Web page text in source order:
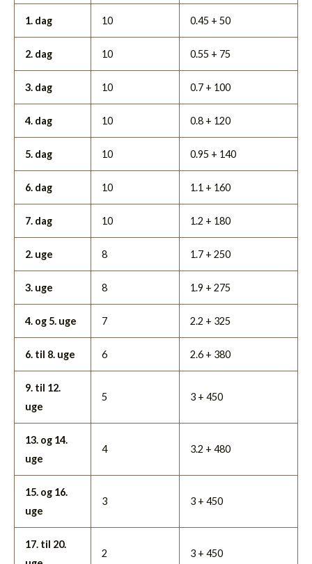
1. dag 10 0.45 + 50
2. dag 10 0.55 + 75
3. dag 10 0.7 + 100
4. dag 10 0.8 + 120
5. dag 10 0.95 + 140
6. dag 10 1.1 + 160
7. dag 10 1.2 + 180
2. uge 8 1.7 + 250
3. uge 8 1.9 + 275
4. og 5. uge 7 2.2 + 325
6. til 8. uge 6 2.6 + 380
9. til 12.
uge
5 3 + 450
13. og 14.
uge
4 3.2 + 480
15. og 16.
uge
3 3 + 450
17. til 20.
2 3 + 450